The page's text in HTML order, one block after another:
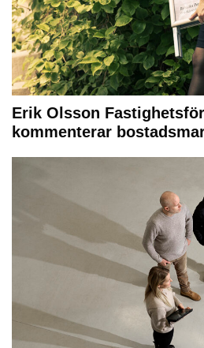
Erik Olsson
kommenterar